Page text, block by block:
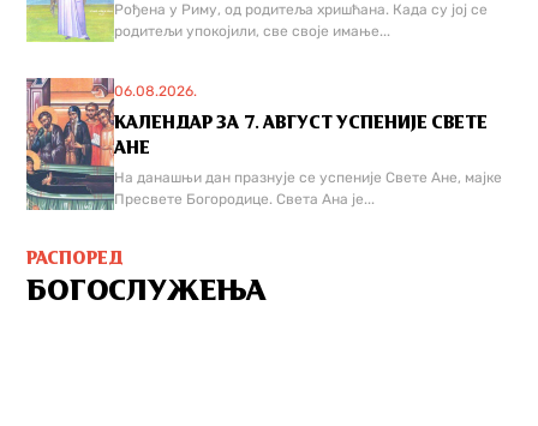
Рођена у Риму, од родитеља хришћана. Када су јој се
родитељи упокојили, све своје имање...
06.08.2026.
КАЛЕНДАР ЗА 7. АВГУСТ УСПЕНИЈЕ СВЕТЕ
АНЕ
На данашњи дан празнује се успеније Свете Ане, мајке
Пресвете Богородице. Света Ана је...
РАСПОРЕД
БОГОСЛУЖЕЊА